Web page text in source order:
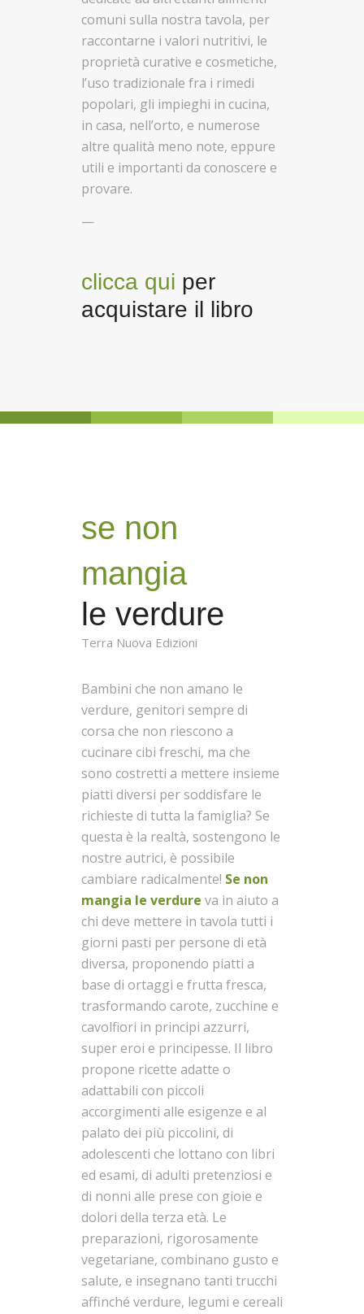
comuni sulla nostra tavola, per
raccontarne i valori nutritivi, le
proprietà curative e cosmetiche,
l’uso tradizionale fra i rimedi
popolari, gli impieghi in cucina,
in casa, nell’orto, e numerose
altre qualità meno note, eppure
utili e importanti da conoscere e
provare.
—
clicca qui per
acquistare il libro
se non
mangia
le verdure
Terra Nuova Edizioni
Bambini che non amano le
verdure, genitori sempre di
corsa che non riescono a
cucinare cibi freschi, ma che
sono costretti a mettere insieme
piatti diversi per soddisfare le
richieste di tutta la famiglia? Se
questa è la realtà, sostengono le
nostre autrici, è possibile
cambiare radicalmente! Se non
mangia le verdure va in aiuto a
chi deve mettere in tavola tutti i
giorni pasti per persone di età
diversa, proponendo piatti a
base di ortaggi e frutta fresca,
trasformando carote, zucchine e
cavolfiori in principi azzurri,
super eroi e principesse. Il libro
propone ricette adatte o
adattabili con piccoli
accorgimenti alle esigenze e al
palato dei più piccolini, di
adolescenti che lottano con libri
ed esami, di adulti pretenziosi e
di nonni alle prese con gioie e
dolori della terza età. Le
preparazioni, rigorosamente
vegetariane, combinano gusto e
salute, e insegnano tanti trucchi
affinché verdure, legumi e cereali